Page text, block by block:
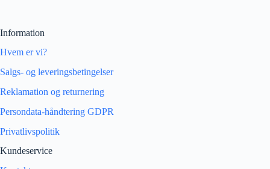
Information
Hvem er vi?
Salgs- og leveringsbetingelser
Reklamation og returnering
Persondata-håndtering GDPR
Privatlivspolitik
Kundeservice